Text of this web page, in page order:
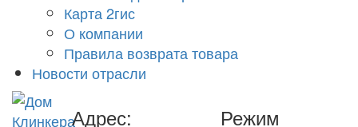
Карта 2гис
О компании
Правила возврата товара
Новости отрасли
Адрес: Режим